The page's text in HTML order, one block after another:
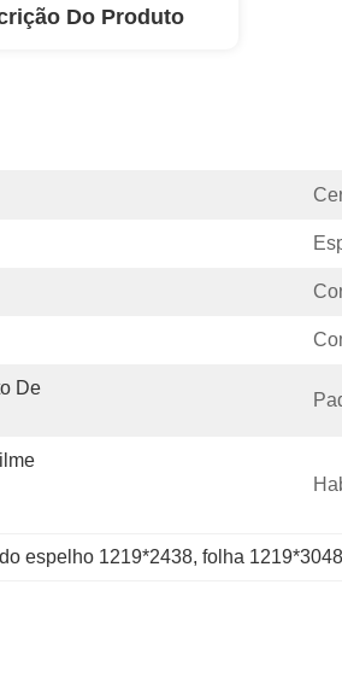
Do Produto
De
espelho 1219*2438, folha